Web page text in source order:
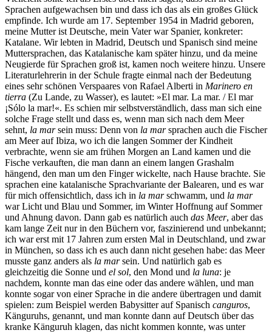
Sprachen aufgewachsen bin und dass ich das als ein großes Glück
empfinde. Ich wurde am 17. September 1954 in Madrid geboren,
meine Mutter ist Deutsche, mein Vater war Spanier, konkreter:
Katalane. Wir lebten in Madrid, Deutsch und Spanisch sind meine
Muttersprachen, das Katalanische kam später hinzu, und da meine
Neugierde für Sprachen groß ist, kamen noch weitere hinzu. Unsere
Literaturlehrerin in der Schule fragte einmal nach der Bedeutung
eines sehr schönen Verspaares von Rafael Alberti in Marinero en
tierra (Zu Lande, zu Wasser), es lautet: »El mar. La mar. / El mar
¡Sólo la mar!«. Es schien mir selbstverständlich, dass man sich eine
solche Frage stellt und dass es, wenn man sich nach dem Meer
sehnt, la marsein muss: Denn von la marsprachen auch die Fischer
am Meer auf Ibiza, wo ich die langen Sommer der Kindheit
verbrachte, wenn sie am frühen Morgen an Land kamen und die
Fische verkauften, die man dann an einem langen Grashalm
hängend, den man um den Finger wickelte, nach Hause brachte. Sie
sprachen eine katalanische Sprachvariante der Balearen, und es war
für mich offensichtlich, dass ich in la marschwamm, und la mar
war Licht und Blau und Sommer, im Winter Hoffnung auf Sommer
und Ahnung davon. Dann gab es natürlich auch das Meer, aber das
kam lange Zeit nur in den Büchern vor, faszinierend und unbekannt;
ich war erst mit 17 Jahren zum ersten Mal in Deutschland, und zwar
in München, so dass ich es auch dann nicht gesehen habe: das Meer
musste ganz anders als la marsein. Und natürlich gab es
gleichzeitig die Sonne und el sol, den Mond und la luna: je
nachdem, konnte man das eine oder das andere wählen, und man
konnte sogar von einer Sprache in die andere übertragen und damit
spielen: zum Beispiel werden Babysitter auf Spanisch canguros,
Känguruhs, genannt, und man konnte dann auf Deutsch über das
kranke Känguruh klagen, das nicht kommen konnte, was unter